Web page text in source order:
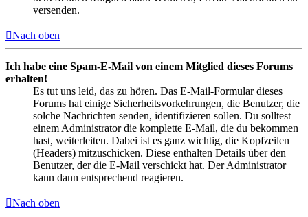
versenden.
Nach oben
Ich habe eine Spam-E-Mail von einem Mitglied dieses Forums
erhalten!
Es tut uns leid, das zu hören. Das E-Mail-Formular dieses
Forums hat einige Sicherheitsvorkehrungen, die Benutzer, die
solche Nachrichten senden, identifizieren sollen. Du solltest
einem Administrator die komplette E-Mail, die du bekommen
hast, weiterleiten. Dabei ist es ganz wichtig, die Kopfzeilen
(Headers) mitzuschicken. Diese enthalten Details über den
Benutzer, der die E-Mail verschickt hat. Der Administrator
kann dann entsprechend reagieren.
Nach oben